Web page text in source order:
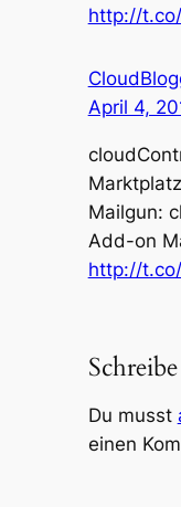
http://
April 4,
Mailgun:
Add-on
http://
Du musst
einen